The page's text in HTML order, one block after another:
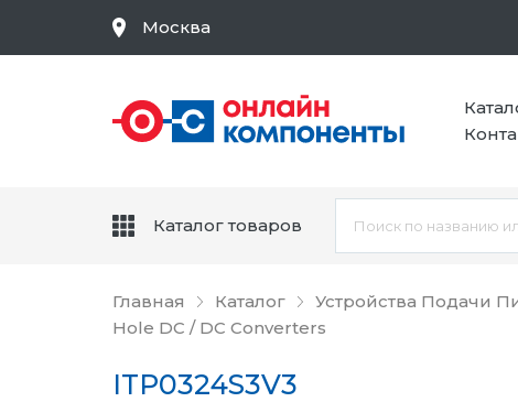
Главная Каталог Устройства Подачи
Hole DC / DC Converters
ITP0324S3V3
Москва
Каталог товаров